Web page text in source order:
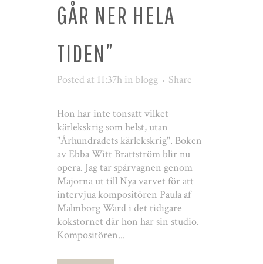
GÅR NER HELA
TIDEN”
Posted at 11:37h in blogg Share
Hon har inte tonsatt vilket
kärlekskrig som helst, utan
"Århundradets kärlekskrig". Boken
av Ebba Witt Brattström blir nu
opera. Jag tar spårvagnen genom
Majorna ut till Nya varvet för att
intervjua kompositören Paula af
Malmborg Ward i det tidigare
kokstornet där hon har sin studio.
Kompositören...